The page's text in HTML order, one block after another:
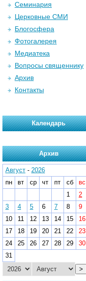
Семинария
Церковные СМИ
Блогосфера
Фотогалерея
Медиатека
Вопросы священнику
Архив
Контакты
Календарь
Архив
Август - 2026
пн
вт ср чт пт сб
вс
1
2
3
4 5 6 7 8
9
10
11 12 13 14 15
16
17
18 19 20 21 22
23
24
25 26 27 28 29
30
31
>